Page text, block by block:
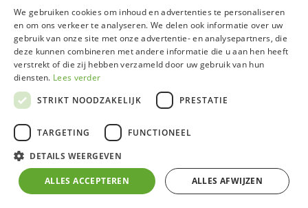
Louvre raam
sterke plantengroei in uw serre. Met het ACD® louvre
raam van ACD® zorgt u voor een natuurlijke
luchtcirculatie en voorkomt u oververhitting in uw serre.
Bovendien is ventilatie essentieel om schimmels en
ziektes te voorkomen en kan heel eenvoudig
gemonteerd worden op uw ACD®-serre. Het louvre raam
GERMAN
FRENCH
We gebruiken cookies om inhoud en advertenties te personaliseren
en om ons verkeer te analyseren. We delen ook informatie over uw
gebruik van onze site met onze advertentie- en analysepartners, die
deze kunnen combineren met andere informatie die u aan hen heeft
verstrekt of die zij hebben verzameld door uw gebruik van hun
diensten. Lees verder
STRIKT NOODZAKELIJK
PRESTATIE
TARGETING FUNCTIONEEL
DETAILS WEERGEVEN
ALLES ACCEPTEREN ALLES AFWIJZEN